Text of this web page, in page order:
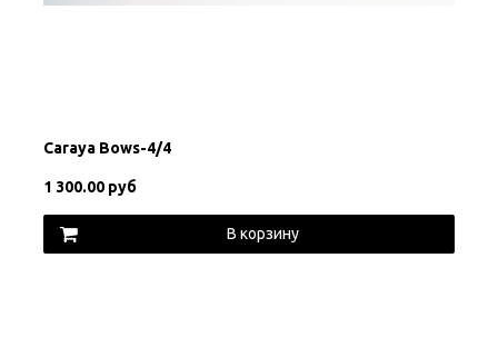
Carayа Bows-4/4
1 300.00 руб
В корзину